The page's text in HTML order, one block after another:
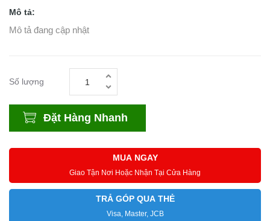
Mô tả:
Mô tả đang cập nhật
Số lượng
Đặt Hàng Nhanh
MUA NGAY
Giao Tận Nơi Hoặc Nhận Tại Cửa Hàng
TRẢ GÓP QUA THẺ
Visa, Master, JCB